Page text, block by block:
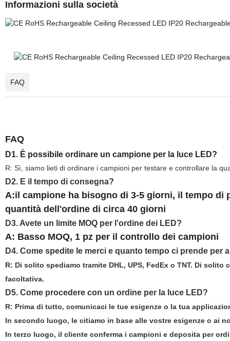
Informazioni sulla società
FAQ
FAQ
D1. È possibile ordinare un campione per la luce LED?
R: Sì, siamo lieti di ordinare i campioni per testare e controllare la
D2. E il tempo di consegna?
A:il campione ha bisogno di 3-5 giorni, il tempo di
quantità dell'ordine di circa 40 giorni
D3. Avete un limite MOQ per l'ordine dei LED?
A: Basso MOQ, 1 pz per il controllo dei campioni
D4. Come spedite le merci e quanto tempo ci prende per
R: Di solito spediamo tramite DHL, UPS, FedEx o TNT. Di
facoltativa.
D5. Come procedere con un ordine per la luce LED?
R: Prima di tutto, comunicaci le tue esigenze o la tua
In secondo luogo, le citiamo in base alle vostre esigenze o ai
In terzo luogo, il cliente conferma i campioni e deposita per